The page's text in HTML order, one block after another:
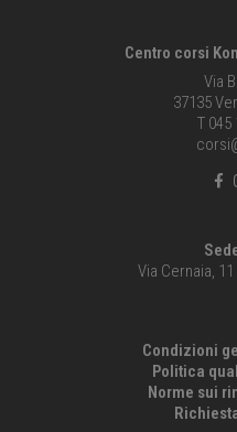
Centro corsi
Via
37135
T 045
Via Cernaia,
Condizioni
Politica
Norme sui